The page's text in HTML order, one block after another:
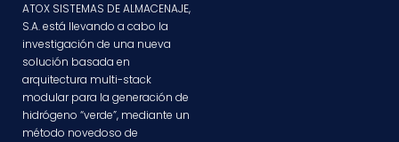
ATOX SISTEMAS DE ALMACENAJE,
S.A. está llevando a cabo la
investigación de una nueva
solución basada en
arquitectura multi-stack
modular para la generación de
hidrógeno “verde”, mediante un
método novedoso de